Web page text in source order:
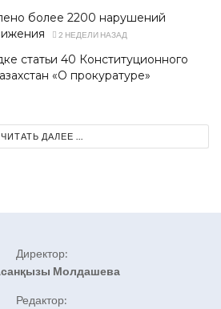
более 2200 нарушений
2 НЕДЕЛИ НАЗАД
статьи 40 Конституционного
«О прокуратуре»
ЧИТАТЬ ДАЛЕЕ ...
Директор:
Молдашева
Редактор: